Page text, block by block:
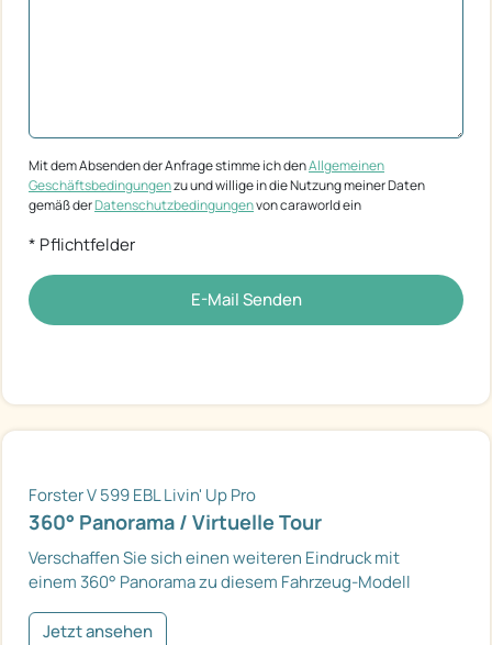
Mit dem Absenden der Anfrage stimme ich denAllgemeinen
Geschäftsbedingungenzu und willige in die Nutzung meiner Daten
gemäß derDatenschutzbedingungenvon caraworld ein
* Pflichtfelder
E-Mail Senden
Forster V 599 EBL Livin' Up Pro
360° Panorama / Virtuelle Tour
Verschaffen Sie sich einen weiteren Eindruck mit
einem 360° Panorama zu diesem Fahrzeug-Modell
Jetzt ansehen